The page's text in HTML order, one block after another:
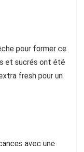
pour former ce
et sucrés ont été
fresh pour un
avec une